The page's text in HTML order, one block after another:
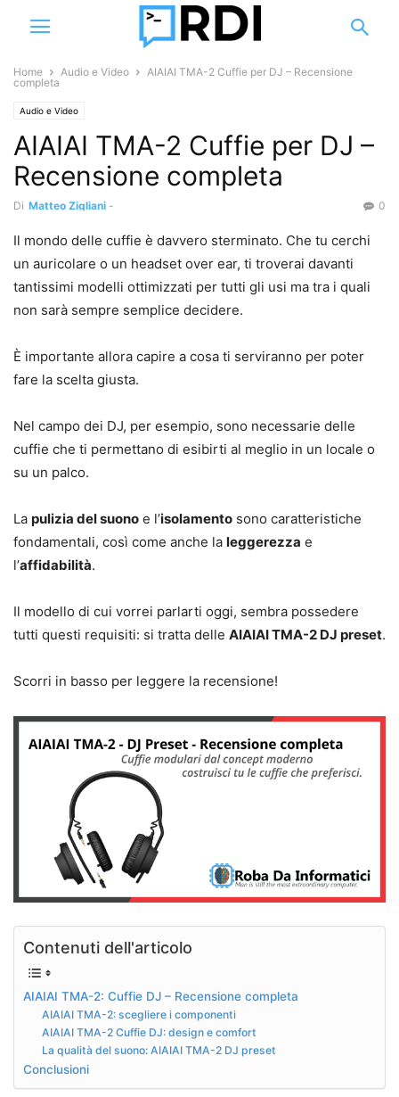
Home Audio e Video
AIAIAI TMA-2 Cuffie per DJ – Recensione
completa
Audio e Video
AIAIAI TMA-2 Cuffie per DJ –
Recensione completa
Di Matteo Zigliani - 0
Il mondo delle cuffie è davvero sterminato. Che tu cerchi
un auricolare o un headset over ear, ti troverai davanti
tantissimi modelli ottimizzati per tutti gli usi ma tra i quali
non sarà sempre semplice decidere.
È importante allora capire a cosa ti serviranno per poter
fare la scelta giusta.
Nel campo dei DJ, per esempio, sono necessarie delle
cuffie che ti permettano di esibirti al meglio in un locale o
su un palco.
La pulizia del suono e l’isolamento sono caratteristiche
fondamentali, così come anche la leggerezza e
l’affidabilità.
Il modello di cui vorrei parlarti oggi, sembra possedere
tutti questi requisiti: si tratta delle AIAIAI TMA-2 DJ preset.
Scorri in basso per leggere la recensione!
Contenuti dell'articolo
AIAIAI TMA-2: Cuffie DJ – Recensione completa
AIAIAI TMA-2: scegliere i componenti
AIAIAI TMA-2 Cuffie DJ: design e comfort
La qualità del suono: AIAIAI TMA-2 DJ preset
Conclusioni